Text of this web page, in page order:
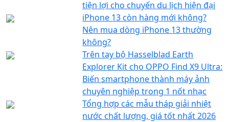
tiện lợi cho chuyến du lịch hiện đại
iPhone 13 còn hàng mới không?
Nên mua dòng iPhone 13 thường
không?
Trên tay bộ Hasselblad Earth
Explorer Kit cho OPPO Find X9 Ultra:
Biến smartphone thành máy ảnh
chuyên nghiệp trong 1 nốt nhạc
Tổng hợp các mẫu tháp giải nhiệt
nước chất lượng, giá tốt nhất 2026